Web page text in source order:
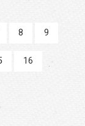
8 9
16